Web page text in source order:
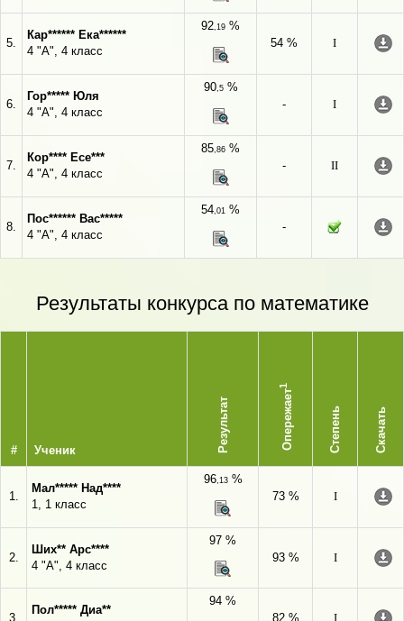
5.
Кар****** Ека******
4 "А", 4 класс
92,19 %
54 %
I
6.
Гор***** Юля
4 "А", 4 класс
90,5%
-
I
7.
Кор**** Есе***
4 "А", 4 класс
85,86 %
-
II
8.
Пос****** Вас*****
4 "А", 4 класс
54,01 %
-
Результаты конкурса по математике
# Ученик Результат Опережает
1
Степень Скачать
1.
Мал***** Над****
1, 1 класс
96,13%
73 %
I
2.
Ших** Арс****
4 "А", 4 класс
97 %
93 %
I
3.
Пол***** Диа**
94 %
82 %
I